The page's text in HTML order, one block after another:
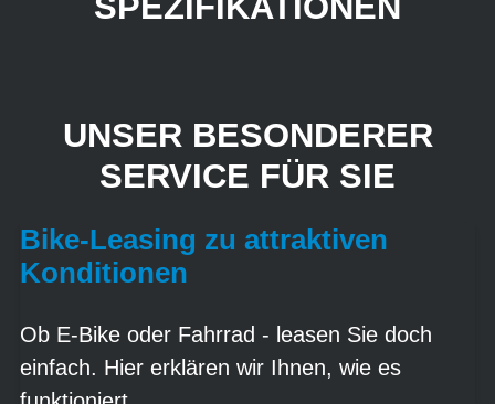
UNSER BESONDERER
SERVICE FÜR SIE
Bike-Leasing zu attraktiven
Konditionen
Ob E-Bike oder Fahrrad - leasen Sie doch
einfach. Hier erklären wir Ihnen, wie es